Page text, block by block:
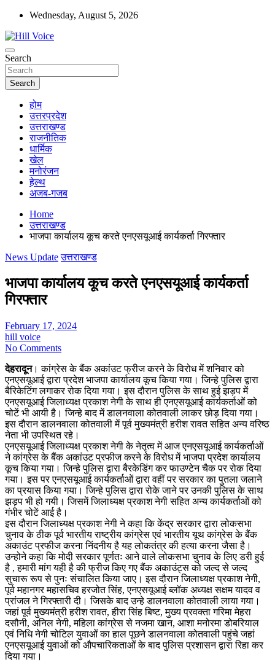
Skip
content
Wednesday, August 5, 2026
Hill Voice
न्यूज़ पोर्टल
Search
Search
होम
उत्तरप्रदेश
उत्तराखण्ड
राजनीतिक
धार्मिक
खेल
मनोरंजन
हेल्थ
अजब-गजब
Home
उत्तराखण्ड
भाजपा कार्यालय कूच करते एनएसयूआई कार्यकर्ता गिरफ्तार
News Update उत्तराखण्ड
भाजपा कार्यालय कूच करते एनएसयूआई कार्यकर्ता
गिरफ्तार
February 17, 2024
hill voice
No Comments
देहरादून। कांग्रेस के बैंक अकांउट फ्रीज करने के विरोध में शनिवार को
एनएसयूआई द्वारा प्रदेश भाजपा कार्यालय कूच किया गया। जिन्हे पुलिस द्वारा
बैरिकेटिंग लगाकर रोक दिया गया। इस दौरान पुलिस के साथ हुई झड़प में
एनएसयूआई जिलाध्यक्ष प्रकाश नेगी के साथ ही एनएसयूआई कार्यकर्ताओं को
चोटें भी आयी है। जिन्हे बाद में डालनवाला कोतवाली लाकर छोड़ दिया गया।
इस दौरान डालनवाला कोतवाली में पूर्व मुख्यमंत्री हरीश रावत सहित अन्य वरिष्ठ
नेता भी उपस्थित रहे।
एनएसयूआई जिलाध्यक्ष प्रकाश नेगी के नेतृत्व में आज एनएसयूआई कार्यकर्ताओं
ने कांग्रेस के बैंक अकांउट प्रफीज करने के विरोध में भाजपा प्रदेश कार्यालय
कूच किया गया। जिन्हे पुलिस द्वारा बैरकेडिंग कर फाउण्टेन चैक पर रोक दिया
गया। इस पर एनएसयूआई कार्यकर्ताओं द्वारा वहीं पर सरकार का पुतला जलाने
का प्रयास किया गया। जिन्हे पुलिस द्वारा रोके जाने पर उनकी पुलिस के साथ
झड़प भी हो गयी। जिसमें जिलाध्यक्ष प्रकाश नेगी सहित अन्य कार्यकर्ताओं को
गंभीर चोटें आई है।
इस दौरान जिलाध्यक्ष प्रकाश नेगी ने कहा कि केंद्र सरकार द्वारा लोकसभा
चुनाव के ठीक पूर्व भारतीय राष्ट्रीय कांग्रेस एवं भारतीय यूथ कांग्रेस के बैंक
अकाउंट प्रफीज करना निंदनीय है यह लोकतंत्र की हत्या करना जैसा है।
उन्होने कहा कि मोदी सरकार पूर्णतः आने वाले लोकसभा चुनाव के लिए डरी हुई
है , हमारी मांग यही है की फ्रीज किए गए बैंक अकाउंट्स को जल्द से जल्द
सुचारू रूप से पुनः संचालित किया जाए। इस दौरान जिलाध्यक्ष प्रकाश नेगी,
पूर्व महानगर महासचिव हरजोत सिंह, एनएसयूआई ब्लॉक अध्यक्ष सक्षम यादव व
प्रांजल ने गिरफ्तारी दी। जिसके बाद उन्हे डालनवाला कोतवाली लाया गया।
जहां पूर्व मुख्यमंत्री हरीश रावत, हीरा सिंह बिष्ट, मुख्य प्रवक्ता गरिमा मेहरा
दसौनी, अनिल नेगी, महिला कांग्रेस से नजमा खान, आशा मनोरमा डोबरियाल
एवं निधि नेगी चोटिल युवाओं का हाल पूछने डालनवाला कोतवाली पहुंचे जहां
एनएसयूआई युवाओं को औपचारिकताओं के बाद पुलिस प्रशासन द्वारा रिहा कर
दिया गया।